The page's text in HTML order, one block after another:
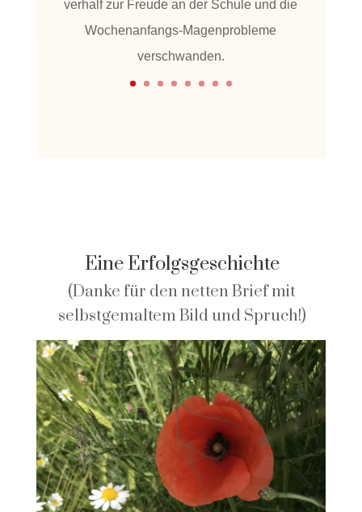
verhalf zur Freude an der Schule und die
Wochenanfangs-Magenprobleme
verschwanden.
Eine Erfolgsgeschichte
(Danke für den netten Brief mit
selbstgemaltem Bild und Spruch!)